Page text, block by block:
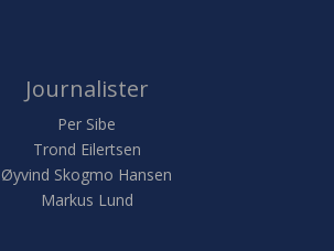
Journalister
Per Sibe
Trond Eilertsen
Øyvind Skogmo Hansen
Markus Lund